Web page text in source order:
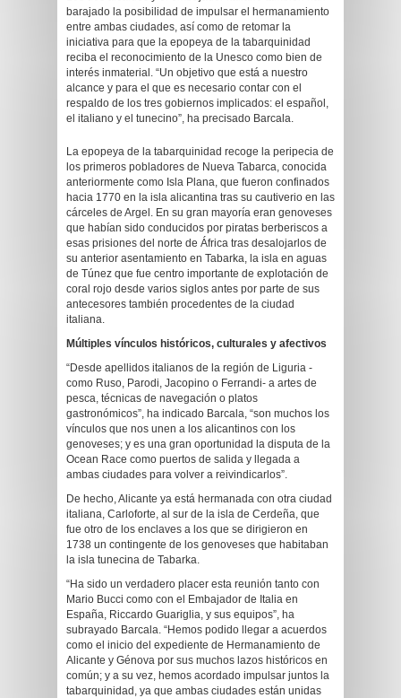
barajado la posibilidad de impulsar el hermanamiento
entre ambas ciudades, así como de retomar la
iniciativa para que la epopeya de la tabarquinidad
reciba el reconocimiento de la Unesco como bien de
interés inmaterial. “Un objetivo que está a nuestro
alcance y para el que es necesario contar con el
respaldo de los tres gobiernos implicados: el español,
el italiano y el tunecino”, ha precisado Barcala.
La epopeya de la tabarquinidad recoge la peripecia de
los primeros pobladores de Nueva Tabarca, conocida
anteriormente como Isla Plana, que fueron confinados
hacia 1770 en la isla alicantina tras su cautiverio en las
cárceles de Argel. En su gran mayoría eran genoveses
que habían sido conducidos por piratas berberiscos a
esas prisiones del norte de África tras desalojarlos de
su anterior asentamiento en Tabarka, la isla en aguas
de Túnez que fue centro importante de explotación de
coral rojo desde varios siglos antes por parte de sus
antecesores también procedentes de la ciudad
italiana.
Múltiples vínculos históricos, culturales y afectivos
“Desde apellidos italianos de la región de Liguria -
como Ruso, Parodi, Jacopino o Ferrandi- a artes de
pesca, técnicas de navegación o platos
gastronómicos”, ha indicado Barcala, “son muchos los
vínculos que nos unen a los alicantinos con los
genoveses; y es una gran oportunidad la disputa de la
Ocean Race como puertos de salida y llegada a
ambas ciudades para volver a reivindicarlos”.
De hecho, Alicante ya está hermanada con otra ciudad
italiana, Carloforte, al sur de la isla de Cerdeña, que
fue otro de los enclaves a los que se dirigieron en
1738 un contingente de los genoveses que habitaban
la isla tunecina de Tabarka.
“Ha sido un verdadero placer esta reunión tanto con
Mario Bucci como con el Embajador de Italia en
España, Riccardo Guariglia, y sus equipos”, ha
subrayado Barcala. “Hemos podido llegar a acuerdos
como el inicio del expediente de Hermanamiento de
Alicante y Génova por sus muchos lazos históricos en
común; y a su vez, hemos acordado impulsar juntos la
tabarquinidad, ya que ambas ciudades están unidas